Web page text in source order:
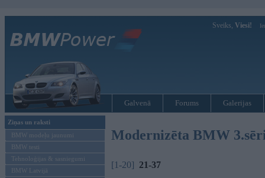
Sveiks, Viesi!
Galvenā Forums Galerijas
Ziņas un raksti
BMW modeļu jaunumi
BMW testi
Tehnoloģijas & sasniegumi
BMW Latvijā
Modernizēta BMW
[1-20] 21-37